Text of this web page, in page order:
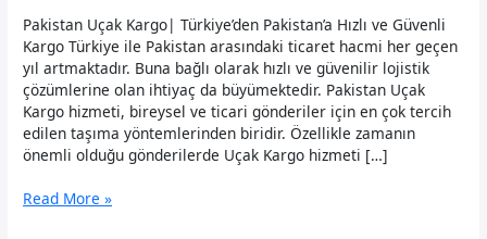
Pakistan Uçak Kargo| Türkiye’den Pakistan’a Hızlı ve Güvenli
Kargo Türkiye ile Pakistan arasındaki ticaret hacmi her geçen
yıl artmaktadır. Buna bağlı olarak hızlı ve güvenilir lojistik
çözümlerine olan ihtiyaç da büyümektedir. Pakistan Uçak
Kargo hizmeti, bireysel ve ticari gönderiler için en çok tercih
edilen taşıma yöntemlerinden biridir. Özellikle zamanın
önemli olduğu gönderilerde Uçak Kargo hizmeti […]
Pakistan
Read More »